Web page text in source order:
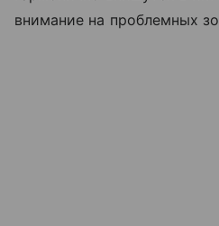
внимание на проблемных